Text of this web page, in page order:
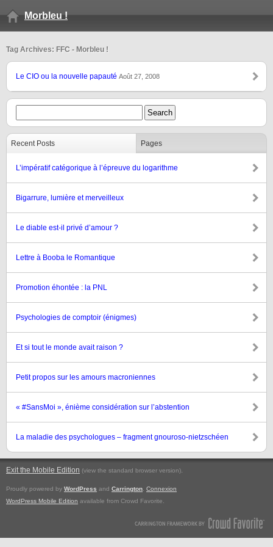
Morbleu !
Tag Archives: FFC - Morbleu !
Le CIO ou la nouvelle papauté Août 27, 2008
Recent Posts Pages
L’impératif catégorique à l’épreuve du logarithme
Bigarrure, lumière et merveilleux
Le diable est-il privé d’amour ?
Lettre à Booba le Romantique
Promotion éhontée : la PNL
Psychologies de comptoir (énigmes)
Et si tout le monde avait raison ?
Petit propos sur les amours macroniennes
« #SansMoi », énième considération sur l’abstention
La maladie des psychologues – fragment gnouroso-nietzschéen
Exit the Mobile Edition (view the standard browser version).
Proudly powered by WordPress and Carrington Connexion
WordPress Mobile Edition available from Crowd Favorite.